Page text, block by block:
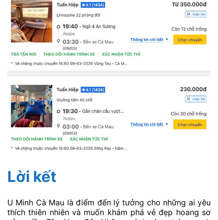
Lời kết
U Minh Cà Mau là điểm đến lý tưởng cho những ai yêu
thích thiên nhiên và muốn khám phá vẻ đẹp hoang sơ